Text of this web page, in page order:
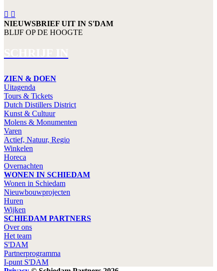
NIEUWSBRIEF UIT IN S'DAM
BLIJF OP DE HOOGTE
SCHRIJF IN
ZIEN & DOEN
Uitagenda
Tours & Tickets
Dutch Distillers District
Kunst & Cultuur
Molens & Monumenten
Varen
Actief, Natuur, Regio
Winkelen
Horeca
Overnachten
WONEN IN SCHIEDAM
Wonen in Schiedam
Nieuwbouwprojecten
Huren
Wijken
SCHIEDAM PARTNERS
Over ons
Het team
S'DAM
Partnerprogramma
I-punt S'DAM